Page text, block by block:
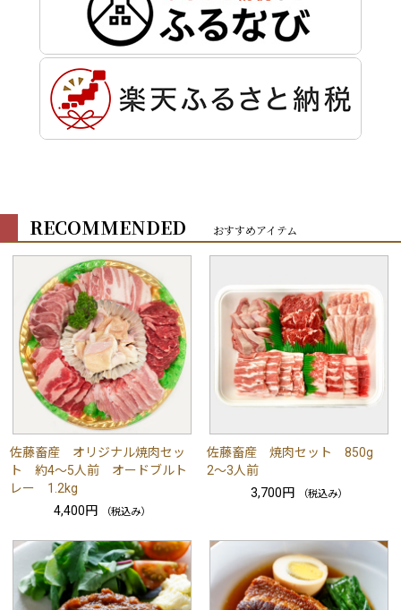
RECOMMENDED おすすめアイテム
佐藤畜産 オリジナル焼肉セッ
ト 約4～5人前 オードブルト
レー 1.2kg
4,400円
（税込み）
佐藤畜産 焼肉セット 850g
2～3人前
3,700円
（税込み）